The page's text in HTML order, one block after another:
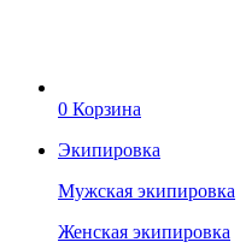
0 Корзина
Экипировка
Мужская экипировка
Женская экипировка